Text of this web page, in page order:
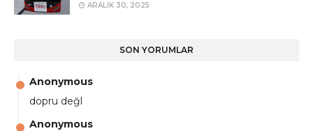
ARALIK 30, 2025
SON YORUMLAR
Anonymous
dopru değl
Anonymous